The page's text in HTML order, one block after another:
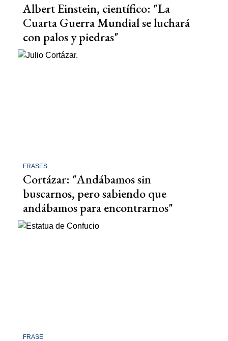
Albert Einstein, científico: "La
Cuarta Guerra Mundial se luchará
con palos y piedras"
FRASES
Cortázar: "Andábamos sin
buscarnos, pero sabiendo que
andábamos para encontrarnos"
FRASE